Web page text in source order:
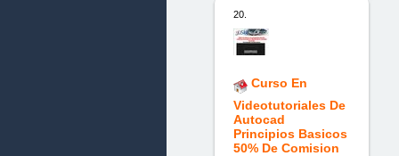
20.
Curso En
Videotutoriales De
Autocad
Principios Basicos
50% De Comision